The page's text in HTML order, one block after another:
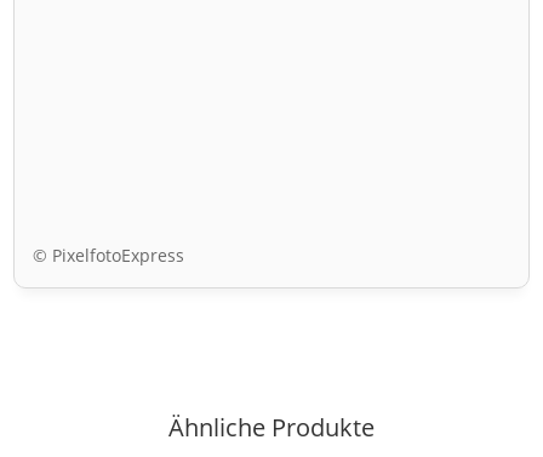
© PixelfotoExpress
Ähnliche Produkte